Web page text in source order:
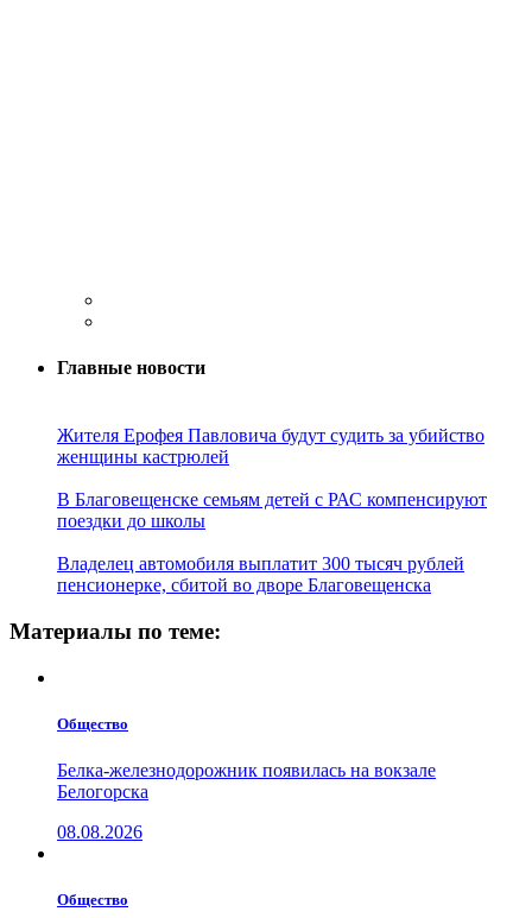
Главные новости
Жителя Ерофея Павловича будут судить за убийство
женщины кастрюлей
В Благовещенске семьям детей с РАС компенсируют
поездки до школы
Владелец автомобиля выплатит 300 тысяч рублей
пенсионерке, сбитой во дворе Благовещенска
Материалы по теме:
Общество
Белка-железнодорожник появилась на вокзале
Белогорска
08.08.2026
Общество